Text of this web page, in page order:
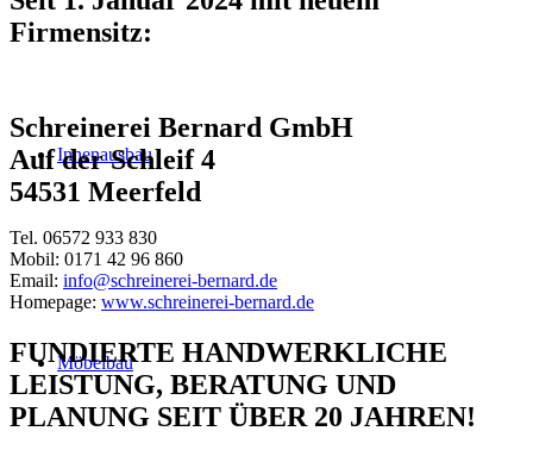
Innenausbau
Möbelbau
Firmensitz:
Schreinerei Bernard GmbH
Auf der Schleif 4
54531 Meerfeld
Tel. 06572 933 830
Mobil: 0171 42 96 860
Email: info@schreinerei-bernard.de
Homepage: www.schreinerei-bernard.de
FUNDIERTE HANDWERKLICHE
LEISTUNG, BERATUNG UND
PLANUNG SEIT ÜBER 20 JAHREN!